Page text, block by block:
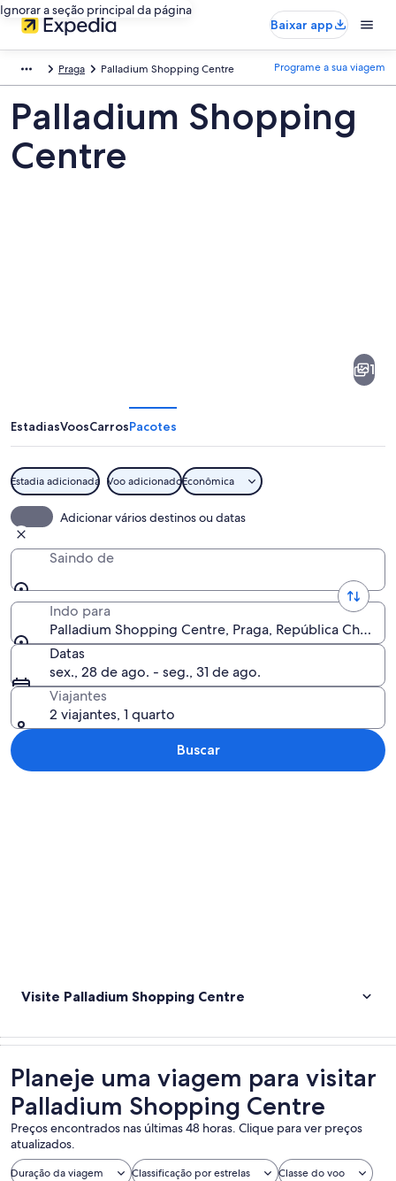
Ignorar a seção principal da página
Baixar app
Praga Palladium Shopping Centre Programe a sua viagem
Palladium Shopping
Centre
1
EstadiasVoosCarrosPacotes
Estadia adicionada Voo adicionadoEconômica
Adicionar vários destinos ou datas
Saindo de
Indo para
Palladium Shopping Centre, Praga, República Checa
Datas
sex., 28 de ago. - seg., 31 de ago.
Viajantes
2 viajantes, 1 quarto
Buscar
Visite Palladium Shopping Centre
Planeje uma viagem para visitar
Palladium Shopping Centre
Preços encontrados nas últimas 48 horas. Clique para ver preços
atualizados.
Duração da viagem Classificação por estrelas
Classe do voo